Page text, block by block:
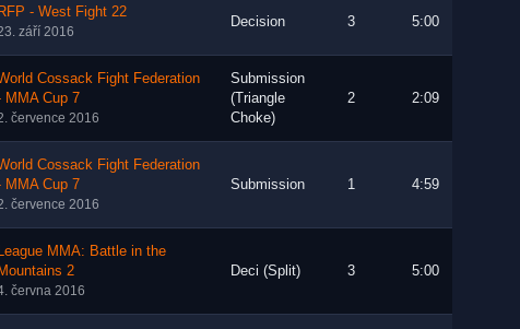
RFP - West Fight 22
září 2016
Decision 3 5:00
Cossack Fight Federation
MMA Cup 7
července 2016
Submission
(Triangle
Choke)
2 2:09
Cossack Fight Federation
MMA Cup 7
července 2016
Submission 1 4:59
League MMA: Battle in the
Mountains 2
června 2016
Deci (Split) 3 5:00